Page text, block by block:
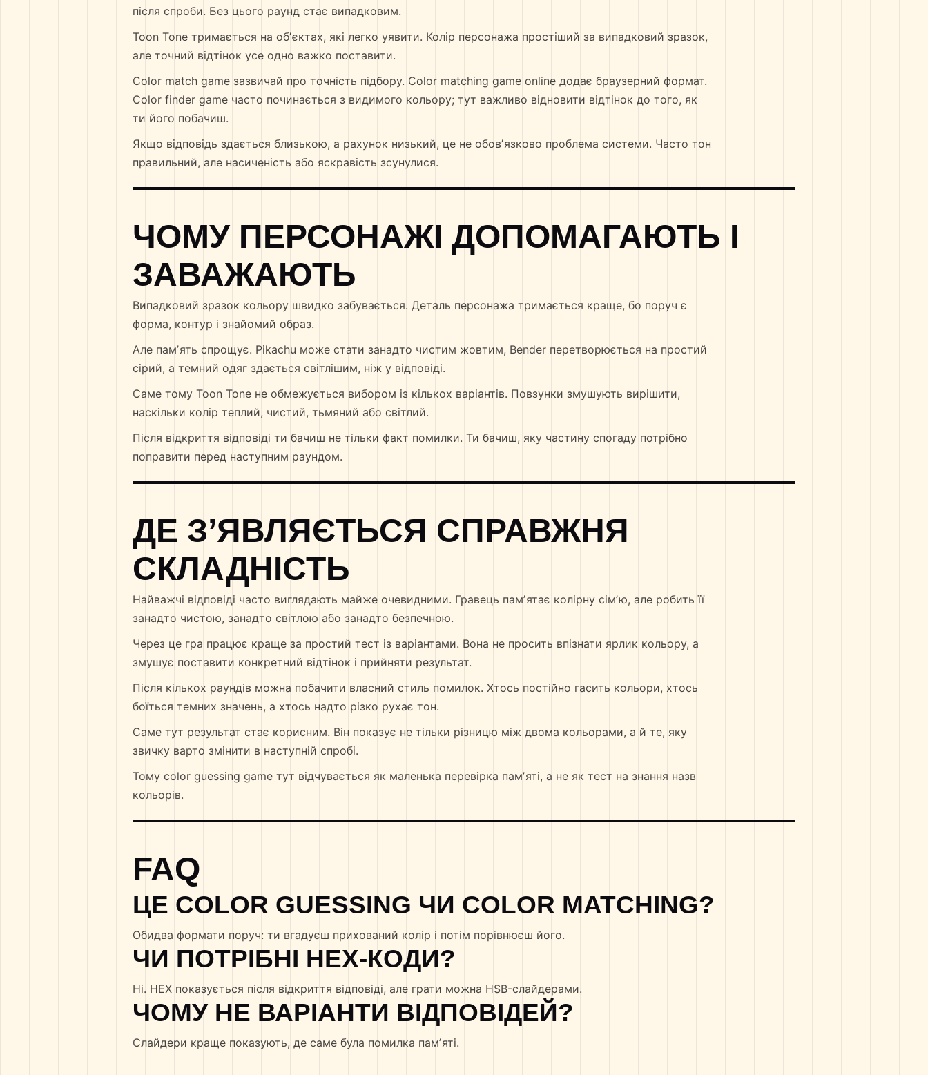
після спроби. Без цього раунд стає випадковим.
Toon Tone тримається на обʼєктах, які легко уявити. Колір персонажа простіший за випадковий зразок,
але точний відтінок усе одно важко поставити.
Color match game зазвичай про точність підбору. Color matching game online додає браузерний формат.
Color finder game часто починається з видимого кольору; тут важливо відновити відтінок до того, як
ти його побачиш.
Якщо відповідь здається близькою, а рахунок низький, це не обовʼязково проблема системи. Часто тон
правильний, але насиченість або яскравість зсунулися.
ЧОМУ ПЕРСОНАЖІ ДОПОМАГАЮТЬ І
ЗАВАЖАЮТЬ
Випадковий зразок кольору швидко забувається. Деталь персонажа тримається краще, бо поруч є
форма, контур і знайомий образ.
Але памʼять спрощує. Pikachu може стати занадто чистим жовтим, Bender перетворюється на простий
сірий, а темний одяг здається світлішим, ніж у відповіді.
Саме тому Toon Tone не обмежується вибором із кількох варіантів. Повзунки змушують вирішити,
наскільки колір теплий, чистий, тьмяний або світлий.
Після відкриття відповіді ти бачиш не тільки факт помилки. Ти бачиш, яку частину спогаду потрібно
поправити перед наступним раундом.
ДЕ ЗʼЯВЛЯЄТЬСЯ СПРАВЖНЯ
СКЛАДНІСТЬ
Найважчі відповіді часто виглядають майже очевидними. Гравець памʼятає колірну сімʼю, але робить її
занадто чистою, занадто світлою або занадто безпечною.
Через це гра працює краще за простий тест із варіантами. Вона не просить впізнати ярлик кольору, а
змушує поставити конкретний відтінок і прийняти результат.
Після кількох раундів можна побачити власний стиль помилок. Хтось постійно гасить кольори, хтось
боїться темних значень, а хтось надто різко рухає тон.
Саме тут результат стає корисним. Він показує не тільки різницю між двома кольорами, а й те, яку
звичку варто змінити в наступній спробі.
Тому color guessing game тут відчувається як маленька перевірка памʼяті, а не як тест на знання назв
кольорів.
FAQ
ЦЕ COLOR GUESSING ЧИ COLOR MATCHING?
Обидва формати поруч: ти вгадуєш прихований колір і потім порівнюєш його.
ЧИ ПОТРІБНІ HEX-КОДИ?
Ні. HEX показується після відкриття відповіді, але грати можна HSB-слайдерами.
ЧОМУ НЕ ВАРІАНТИ ВІДПОВІДЕЙ?
Слайдери краще показують, де саме була помилка памʼяті.